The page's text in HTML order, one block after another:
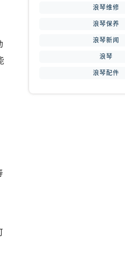
浪琴维修
浪琴保养
浪琴新闻
浪琴
浪琴配件